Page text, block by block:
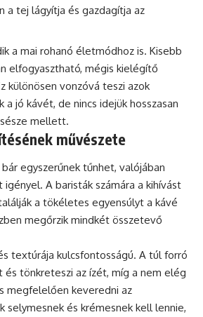
a tej lágyítja és gazdagítja az
a mai rohanó életmódhoz is. Kisebb
elfogyasztható, mégis kielégítő
különösen vonzóvá teszi azok
a jó kávét, de nincs idejük hosszasan
mellett.
művészete
egyszerűnek tűnhet, valójában
A baristák számára a kihívást
a tökéletes egyensúlyt a kávé
megőrzik mindkét összetevő
textúrája kulcsfontosságú. A túl forró
tönkreteszi az ízét, míg a nem elég
megfelelően keveredni az
selymesnek és krémesnek kell lennie,